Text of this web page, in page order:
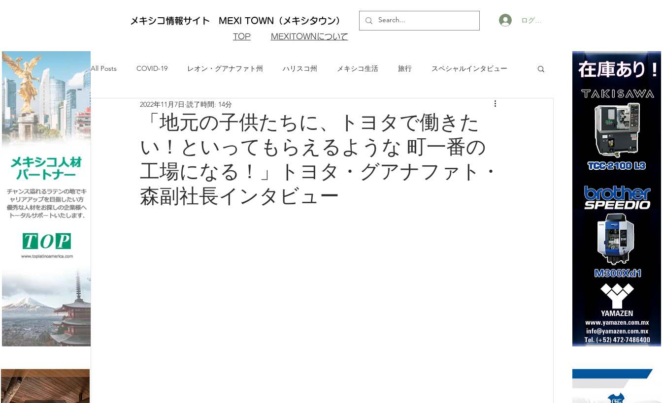
メキシコ情報サイト MEXI TOWN（メキシタウン）
​TOP MEXITOWNについて
ログイン
All Posts COVID-19 レオン・グアナファト州 ハリスコ州 メキシコ生活 旅行 スペシャルインタビュー
メキシコ最新ニュース ケレタロ州
求人・メキシコ就労 日墨交流 メキシコ・グルメ
「地元の子供たちに、トヨタで働きた
い！といってもらえるような 町一番の
工場になる！」トヨタ・グアナファト・
森副社長インタビュー
2022年11月7日 読了時間: 14分